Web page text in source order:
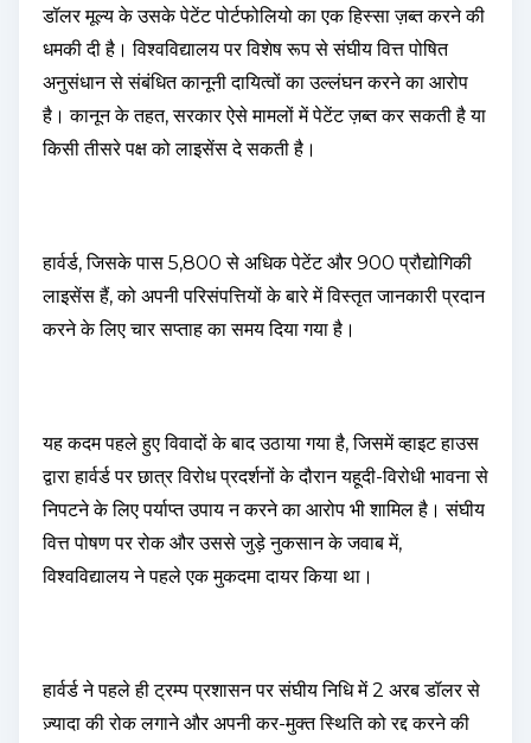
डॉलर मूल्य के उसके पेटेंट पोर्टफोलियो का एक हिस्सा ज़ब्त करने की
धमकी दी है। विश्वविद्यालय पर विशेष रूप से संघीय वित्त पोषित
अनुसंधान से संबंधित कानूनी दायित्वों का उल्लंघन करने का आरोप
है। कानून के तहत, सरकार ऐसे मामलों में पेटेंट ज़ब्त कर सकती है या
किसी तीसरे पक्ष को लाइसेंस दे सकती है।
हार्वर्ड, जिसके पास 5,800 से अधिक पेटेंट और 900 प्रौद्योगिकी
लाइसेंस हैं, को अपनी परिसंपत्तियों के बारे में विस्तृत जानकारी प्रदान
करने के लिए चार सप्ताह का समय दिया गया है।
यह कदम पहले हुए विवादों के बाद उठाया गया है, जिसमें व्हाइट हाउस
द्वारा हार्वर्ड पर छात्र विरोध प्रदर्शनों के दौरान यहूदी-विरोधी भावना से
निपटने के लिए पर्याप्त उपाय न करने का आरोप भी शामिल है। संघीय
वित्त पोषण पर रोक और उससे जुड़े नुकसान के जवाब में,
विश्वविद्यालय ने पहले एक मुकदमा दायर किया था।
हार्वर्ड ने पहले ही ट्रम्प प्रशासन पर संघीय निधि में 2 अरब डॉलर से
ज़्यादा की रोक लगाने और अपनी कर-मुक्त स्थिति को रद्द करने की